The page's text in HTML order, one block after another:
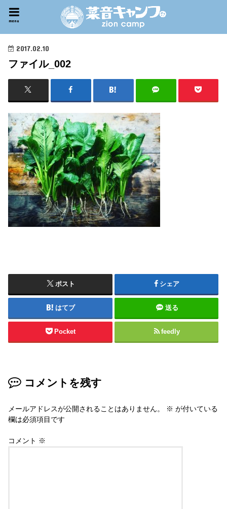
menu
2017.02.10
ファイル_002
ポスト シェア
はてブ 送る
Pocket feedly
コメントを残す
メールアドレスが公開されることはありません。 ※ が付いている
欄は必須項目です
コメント ※